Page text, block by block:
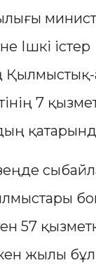
Ішкі істер
7
57
жылы